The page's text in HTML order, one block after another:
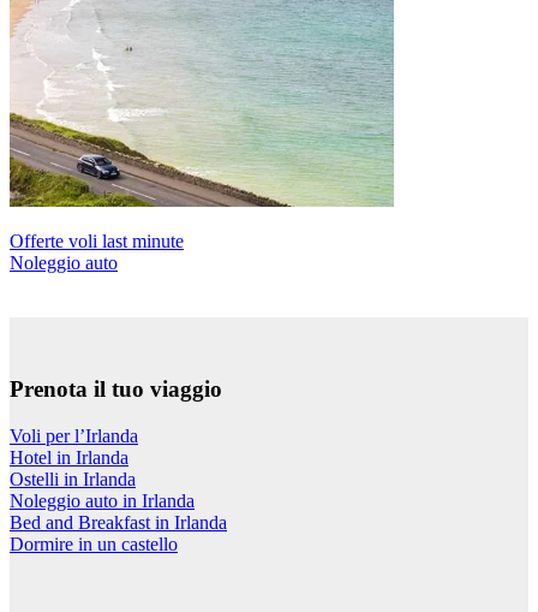
Offerte voli last minute
Noleggio auto
Prenota il tuo viaggio
Voli per l’Irlanda
Hotel in Irlanda
Ostelli in Irlanda
Noleggio auto in Irlanda
Bed and Breakfast in Irlanda
Dormire in un castello